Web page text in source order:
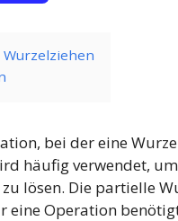
bei der eine
häufig verwendet,
lösen. Die partielle
eine Operation